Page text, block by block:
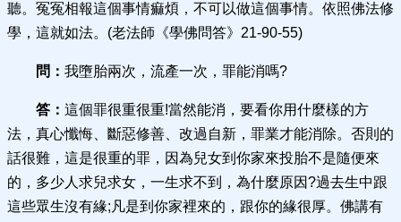
聽。冤冤相報這個事情痲煩，不可以做這個事情。依照佛法修
學，這就如法。(老法師《學佛問答》21-90-55)
問： 我墮胎兩次，流產一次，罪能消嗎?
答： 這個罪很重很重!當然能消，要看你用什麼樣的方
法，真心懺悔、斷惡修善、改過自新，罪業才能消除。否則的
話很難，這是很重的罪，因為兒女到你家來投胎不是隨便來
的，多少人求兒求女，一生求不到，為什麼原因?過去生中跟
這些眾生沒有緣;凡是到你家裡來的，跟你的緣很厚。佛講有